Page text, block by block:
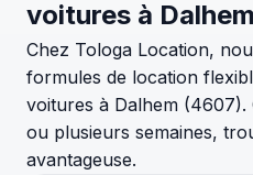
voitures à Dalhem
Chez Tologa Location,
formules de location
voitures à Dalhem
ou plusieurs semaines,
avantageuse.